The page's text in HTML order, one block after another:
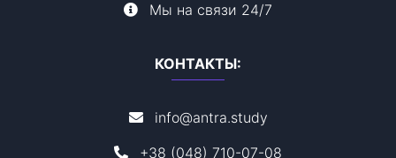
Мы на связи 24/7
КОНТАКТЫ:
info@antra.study
+38 (048) 710-07-08